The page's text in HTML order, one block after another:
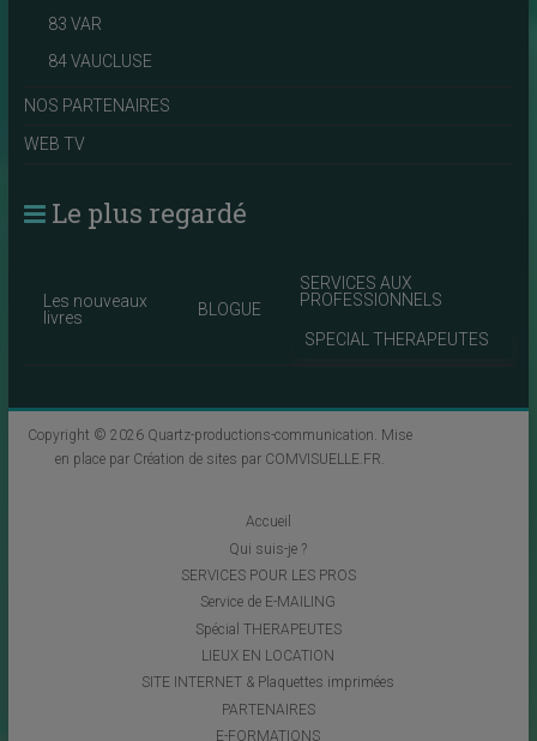
83 VAR
84 VAUCLUSE
NOS PARTENAIRES
WEB TV
Le plus regardé
Les nouveaux
livres
BLOGUE
SERVICES AUX
PROFESSIONNELS
SPECIAL THERAPEUTES
Copyright © 2026 Quartz-productions-communication. Mise
en place par Création de sites par COMVISUELLE.FR.
Accueil
Qui suis-je ?
SERVICES POUR LES PROS
Service de E-MAILING
Spécial THERAPEUTES
LIEUX EN LOCATION
SITE INTERNET & Plaquettes imprimées
PARTENAIRES
E-FORMATIONS